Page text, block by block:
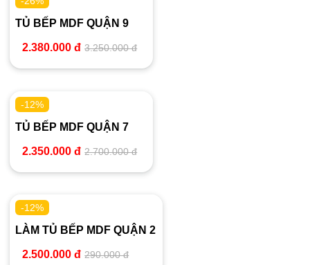
TỦ BẾP MDF QUẬN 9
2.380.000 đ 3.250.000 đ
-12%
TỦ BẾP MDF QUẬN 7
2.350.000 đ 2.700.000 đ
-12%
LÀM TỦ BẾP MDF QUẬN 2
2.500.000 đ 290.000 đ